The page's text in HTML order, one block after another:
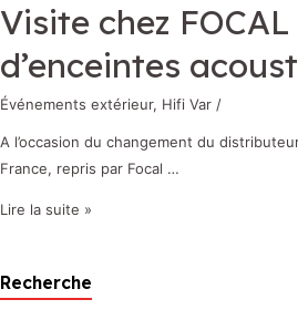
Visite chez
d’enceintes
Événements extérieur, Hifi Var /
A l’occasion du changement du
France, repris par Focal …
Lire la suite »
Recherche